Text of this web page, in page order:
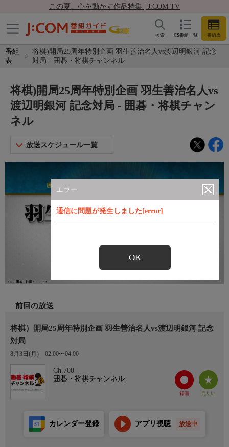
この夏、心を動かす作品特集 | J:COM TV
CS番組一覧 番組表
検索
番組
表
将棋)開局25周年特別企画 羽生善治名人vs渡辺明銀河 記念
対局 - 囲碁・将棋チャンネル
エラー
通信に問題が発生しました[error]
OK
将棋)開局25周年特別企画 羽生善治名人vs
渡辺明銀河 記念対局 - 囲碁・将棋チャン
ネル
放送スケジュール一覧
前回の放送
将棋）開局25周年特別企画 羽生善治名人vs渡辺明銀河 記念
対局
8月3日(月) 02:00〜04:00
Ch.700
囲碁・将棋チャンネル
カレンダー登録 アプリ視聴 放送中